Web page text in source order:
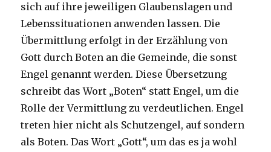
sich auf ihre jeweiligen Glaubenslagen und
Lebenssituationen anwenden lassen. Die
Übermittlung erfolgt in der Erzählung von
Gott durch Boten an die Gemeinde, die sonst
Engel genannt werden. Diese Übersetzung
schreibt das Wort „Boten“ statt Engel, um die
Rolle der Vermittlung zu verdeutlichen. Engel
treten hier nicht als Schutzengel, auf sondern
als Boten. Das Wort „Gott“, um das es ja wohl